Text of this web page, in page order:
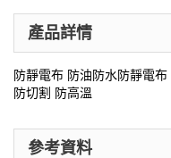
產品詳情
防靜電布 防油防水防靜電
防切割 防高溫
參考資料